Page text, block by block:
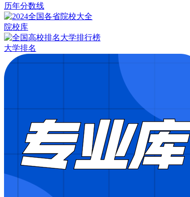
历年分数线
院校库
大学排名